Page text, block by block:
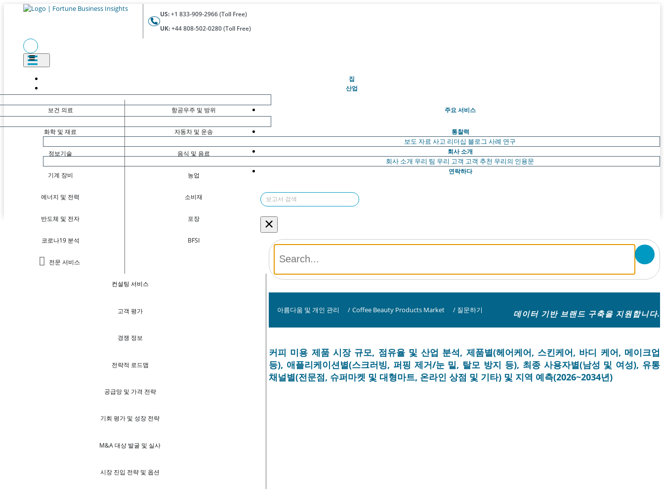
US:+1 833-909-2966 (Toll Free)
UK:+44 808-502-0280 (Toll Free)
집(현재의)
산업
보건 의료
화학 및 재료
정보기술
기계 장비
에너지 및 전력
반도체 및 전자
코로나19 분석
전문 서비스
항공우주 및 방위
자동차 및 운송
음식 및 음료
농업
소비재
포장
BFSI
주요 서비스
컨설팅 서비스
고객 평가
경쟁 정보
전략적 로드맵
공급망 및 가격 전략
기회 평가 및 성장 전략
M&A 대상 발굴 및 실사
시장 진입 전략 및 옵션
통찰력
보도 자료 사고 리더십 블로그 사례 연구
회사 소개
회사 소개 우리 팀 우리 고객 고객 추천 우리의 인용문
연락하다
×
아름다움 및 개인 관리 / Coffee Beauty Products Market / 질문하기 데이터 기반 브랜드 구축을 지원합니다.
커피 미용 제품 시장 규모, 점유율 및 산업 분석, 제품별(헤어케어, 스킨케어, 바디 케어, 메이크업
등), 애플리케이션별(스크러빙, 퍼핑 제거/눈 밑, 탈모 방지 등), 최종 사용자별(남성 및 여성), 유통
채널별(전문점, 슈퍼마켓 및 대형마트, 온라인 상점 및 기타) 및 지역 예측(2026~2034년)